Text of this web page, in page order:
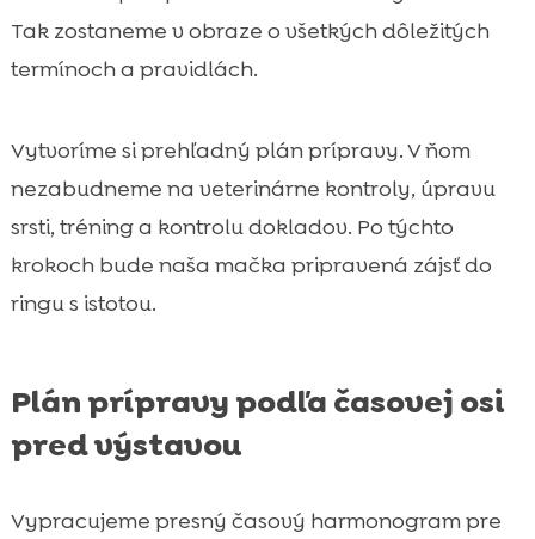
Tak zostaneme v obraze o všetkých dôležitých
termínoch a pravidlách.
Vytvoríme si prehľadný plán prípravy. V ňom
nezabudneme na veterinárne kontroly, úpravu
srsti, tréning a kontrolu dokladov. Po týchto
krokoch bude naša mačka pripravená zájsť do
ringu s istotou.
Plán prípravy podľa časovej osi
pred výstavou
Vypracujeme presný časový harmonogram pre